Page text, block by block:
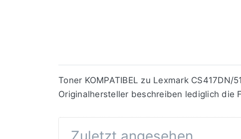
Toner KOMPATIBEL zu Lexmark
Originalhersteller beschreiben lediglich die